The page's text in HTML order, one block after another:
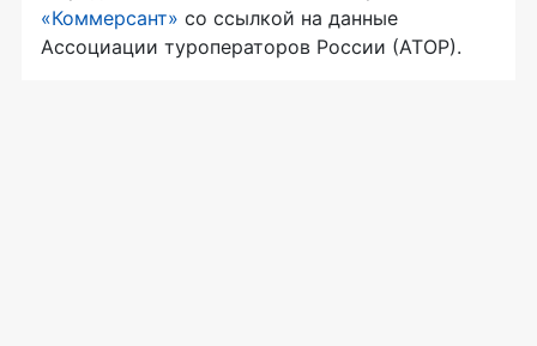
«Коммерсант» со ссылкой на данные
Ассоциации туроператоров России (АТОР).